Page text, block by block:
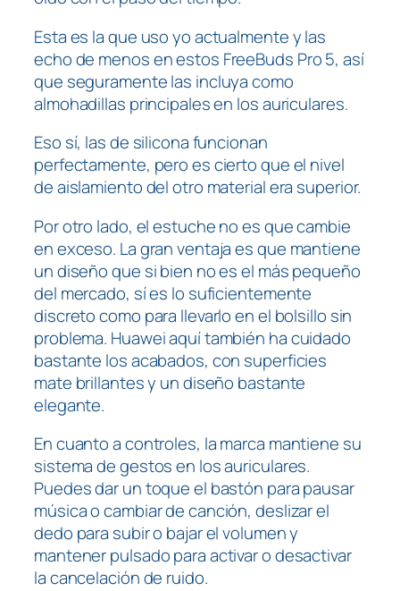
Esta es la que uso yo actualmente y las
echo de menos en estos FreeBuds Pro 5, así
que seguramente las incluya como
almohadillas principales en los auriculares.
Eso sí, las de silicona funcionan
perfectamente, pero es cierto que el nivel
de aislamiento del otro material era superior.
Por otro lado, el estuche no es que cambie
en exceso. La gran ventaja es que mantiene
un diseño que si bien no es el más pequeño
del mercado, sí es lo suficientemente
discreto como para llevarlo en el bolsillo sin
problema. Huawei aquí también ha cuidado
bastante los acabados, con superficies
mate brillantes y un diseño bastante
elegante.
En cuanto a controles, la marca mantiene su
sistema de gestos en los auriculares.
Puedes dar un toque el bastón para pausar
música o cambiar de canción, deslizar el
dedo para subir o bajar el volumen y
mantener pulsado para activar o desactivar
la cancelación de ruido.